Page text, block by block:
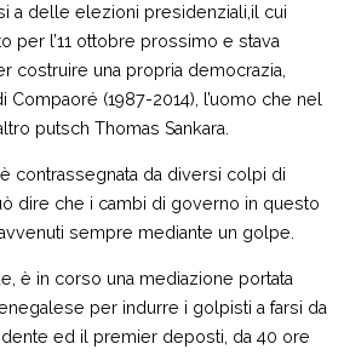
a delle elezioni presidenziali,il cui
per l’11 ottobre prossimo e stava
costruire una propria democrazia,
(1987-2014), l’uomo che nel
putsch Thomas Sankara.
contrassegnata da diversi colpi di
dire che i cambi di governo in questo
sempre mediante un golpe.
è in corso una mediazione portata
per indurre i golpisti a farsi da
ed il premier deposti, da 40 ore